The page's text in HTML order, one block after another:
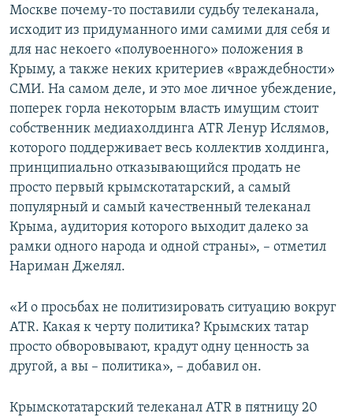
Москве почему-то поставили судьбу телеканала,
исходит из придуманного ими самими для себя и
для нас некоего «полувоенного» положения в
Крыму, а также неких критериев «враждебности»
СМИ. На самом деле, и это мое личное убеждение,
поперек горла некоторым власть имущим стоит
собственник медиахолдинга ATR Ленур Ислямов,
которого поддерживает весь коллектив холдинга,
принципиально отказывающийся продать не
просто первый крымскотатарский, а самый
популярный и самый качественный телеканал
Крыма, аудитория которого выходит далеко за
рамки одного народа и одной страны», – отметил
Нариман Джелял.
«И о просьбах не политизировать ситуацию вокруг
ATR. Какая к черту политика? Крымских татар
просто обворовывают, крадут одну ценность за
другой, а вы – политика», – добавил он.
Крымскотатарский телеканал ATR в пятницу 20